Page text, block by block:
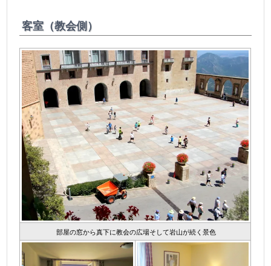
客室（教会側）
部屋の窓から真下に教会の広場そして岩山が続く景色